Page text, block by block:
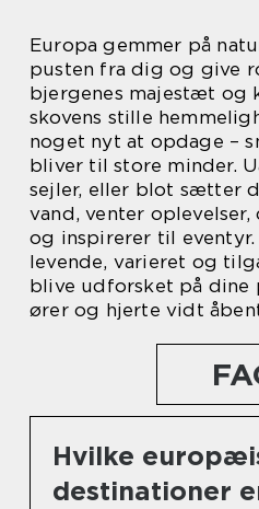
Europa gemmer på
pusten fra dig og give
bjergenes majestæt og
skovens stille
noget nyt at opdage –
bliver til store minder.
sejler, eller blot sætter
vand, venter oplevelser,
og inspirerer til
levende, varieret og
blive udforsket på dine
ører og hjerte vidt
Hvilke
destinationer